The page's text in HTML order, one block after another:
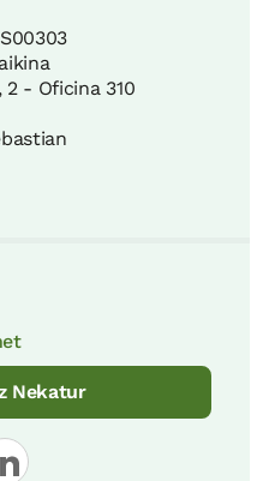
- Oficina 310
Nekatur